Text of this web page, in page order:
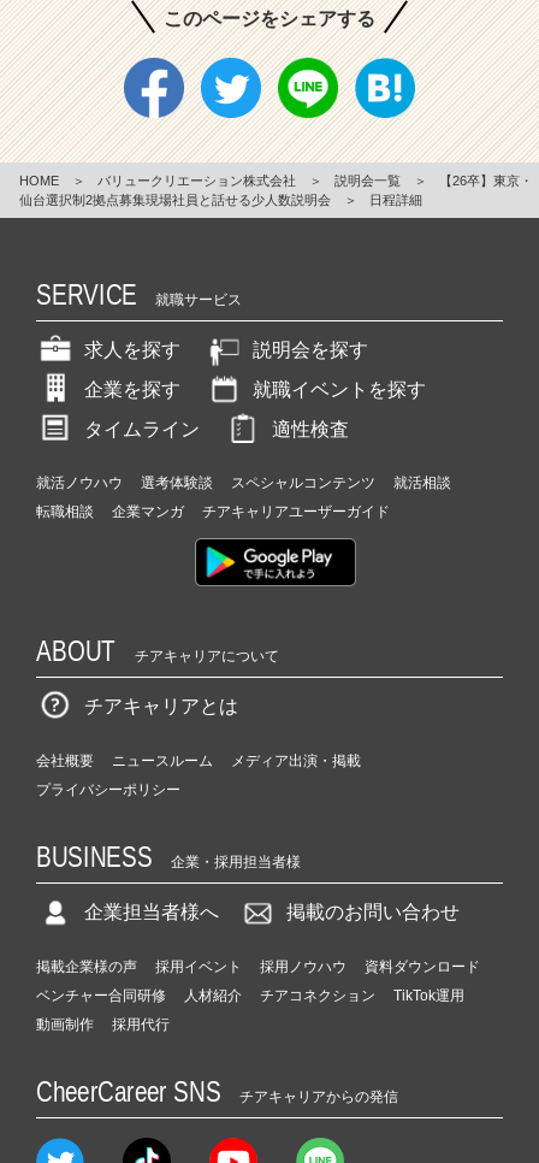
このページをシェアする
HOME ＞ バリュークリエーション株式会社 ＞ 説明会一覧 ＞
【26卒】東京・
仙台選択制2拠点募集現場社員と話せる少人数説明会
＞ 日程詳細
SERVICE 就職サービス
求人を探す
説明会を探す
企業を探す
就職イベントを探す
タイムライン
適性検査
就活ノウハウ 選考体験談 スペシャルコンテンツ
就活相談
転職相談
企業マンガ チアキャリアユーザーガイド
ABOUT チアキャリアについて
チアキャリアとは
会社概要 ニュースルーム
メディア出演・掲載
プライバシーポリシー
BUSINESS 企業・採用担当者様
企業担当者様へ 掲載のお問い合わせ
掲載企業様の声 採用イベント 採用ノウハウ
資料ダウンロード
ベンチャー合同研修
人材紹介 チアコネクション
TikTok運用
動画制作
採用代行
CheerCareer SNS チアキャリアからの発信